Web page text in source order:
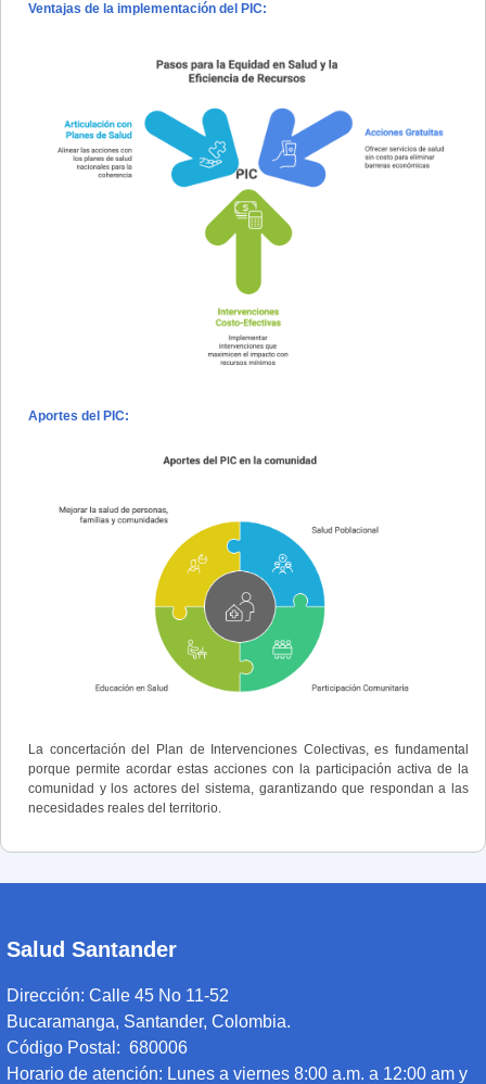
Ventajas de la implementación del PIC:
Aportes del PIC:
La concertación del Plan de Intervenciones Colectivas, es fundamental
porque permite acordar estas acciones con la participación activa de la
comunidad y los actores del sistema, garantizando que respondan a las
necesidades reales del territorio.
Salud Santander
Dirección: Calle 45 No 11-52
Bucaramanga, Santander, Colombia.
Código Postal: 680006
Horario de atención: Lunes a viernes 8:00 a.m. a 12:00 am y